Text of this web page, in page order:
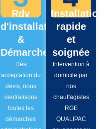
Rdv
d'installation
&
Démarches
Dès
acceptation du
devis, nous
centralisons
toutes les
démarches
Installation
rapide
et
soignée
Intervention à
domicile par
nos
chauffagistes
RGE
QUALIPAC